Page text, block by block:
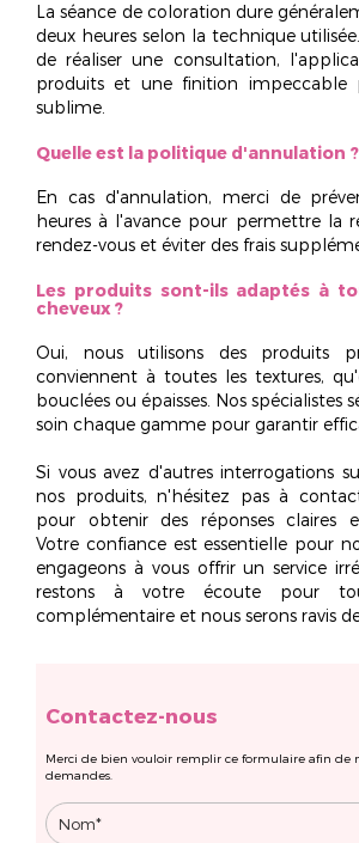
La séance de coloration dure
deux heures selon la technique
de réaliser une consultation,
produits et une finition impeccable
sublime.
Quelle est la politique d'annulation ?
En cas d'annulation, merci de
heures à l'avance pour permettre la
rendez-vous et éviter des frais
Les produits sont-ils adaptés à
cheveux ?
Oui, nous utilisons des produits
conviennent à toutes les textures,
bouclées ou épaisses. Nos spécialistes
soin chaque gamme pour garantir
Si vous avez d'autres interrogations
nos produits, n'hésitez pas à
pour obtenir des réponses claires
Votre confiance est essentielle pour
engageons à vous offrir un service
restons à votre écoute pour
complémentaire et nous serons ravis
Contactez-nous
Merci de bien vouloir remplir ce formulaire afin de
demandes.